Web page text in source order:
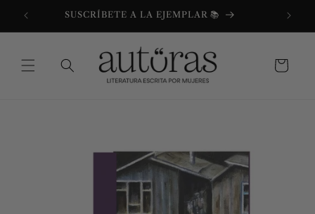
directamenteSUSCRÍBETE A LA EJEMPLAR 📚
Carrito